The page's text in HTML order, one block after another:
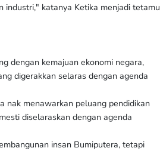
industri," katanya Ketika menjadi tetamu
dengan kemajuan ekonomi negara,
digerakkan selaras dengan agenda
nak menawarkan peluang pendidikan
diselaraskan dengan agenda
insan Bumiputera, tetapi